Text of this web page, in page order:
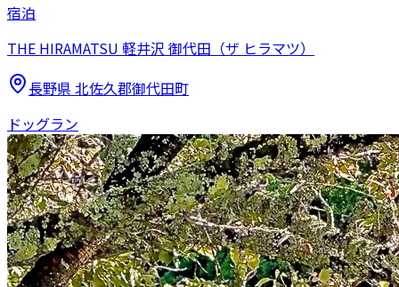
宿泊
THE HIRAMATSU 軽井沢 御代田（ザ ヒラマツ）
長野県 北佐久郡御代田町
ドッグラン